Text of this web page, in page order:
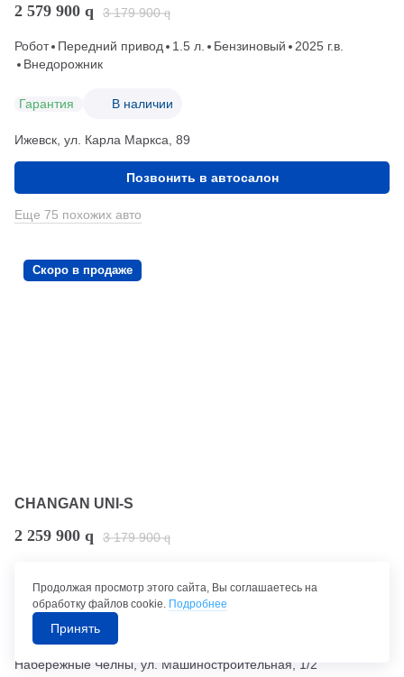
2 579 900 q 3 179 900 q
Робот Передний привод 1.5 л. Бензиновый
2025 г.в.
Внедорожник
Гарантия В наличии
Ижевск, ул. Карла Маркса, 89
Позвонить в автосалон
Еще 75 похожих авто
Скоро в продаже
CHANGAN UNI-S
2 259 900 q 3 179 900 q
Внедорожник
Гарантия
Набережные Челны, ул. Машиностроительная, 1/2
Продолжая просмотр этого сайта, Вы соглашаетесь на
обработку файлов cookie. Подробнее
Принять